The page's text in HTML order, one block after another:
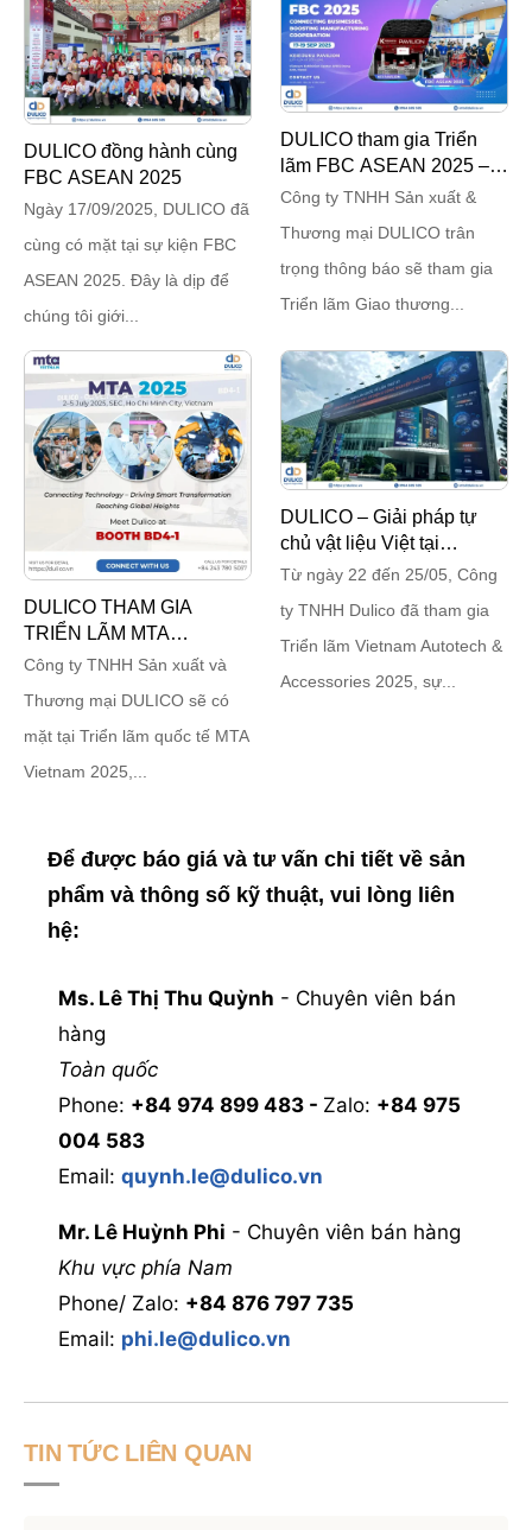
DULICO đồng hành cùng
FBC ASEAN 2025
Ngày 17/09/2025, DULICO đã
cùng có mặt tại sự kiện FBC
ASEAN 2025. Đây là dịp để
chúng tôi giới...
DULICO tham gia Triển
lãm FBC ASEAN 2025 –
Kết nối để bứt phá
Công ty TNHH Sản xuất &
Thương mại DULICO trân
trọng thông báo sẽ tham gia
Triển lãm Giao thương...
DULICO THAM GIA
TRIỂN LÃM MTA
VIETNAM 2025 TẠI
Công ty TNHH Sản xuất và
Thương mại DULICO sẽ có
mặt tại Triển lãm quốc tế MTA
Vietnam 2025,...
DULICO – Giải pháp tự
chủ vật liệu Việt tại
Autotech 2025
Từ ngày 22 đến 25/05, Công
ty TNHH Dulico đã tham gia
Triển lãm Vietnam Autotech &
Accessories 2025, sự...
Để được báo giá và tư vấn chi tiết về sản
phẩm và thông số kỹ thuật, vui lòng liên
hệ:
Ms. Lê Thị Thu Quỳnh - Chuyên viên bán
hàng
Toàn quốc
Phone: ‭ +84 974 899 483 - Zalo: +84 975
004 583
Email: quynh.le@dulico.vn
Mr. Lê Huỳnh Phi - Chuyên viên bán hàng
Khu vực phía Nam
Phone/ Zalo: ‭ +84 876 797 735
Email: phi.le@dulico.vn
TIN TỨC LIÊN QUAN